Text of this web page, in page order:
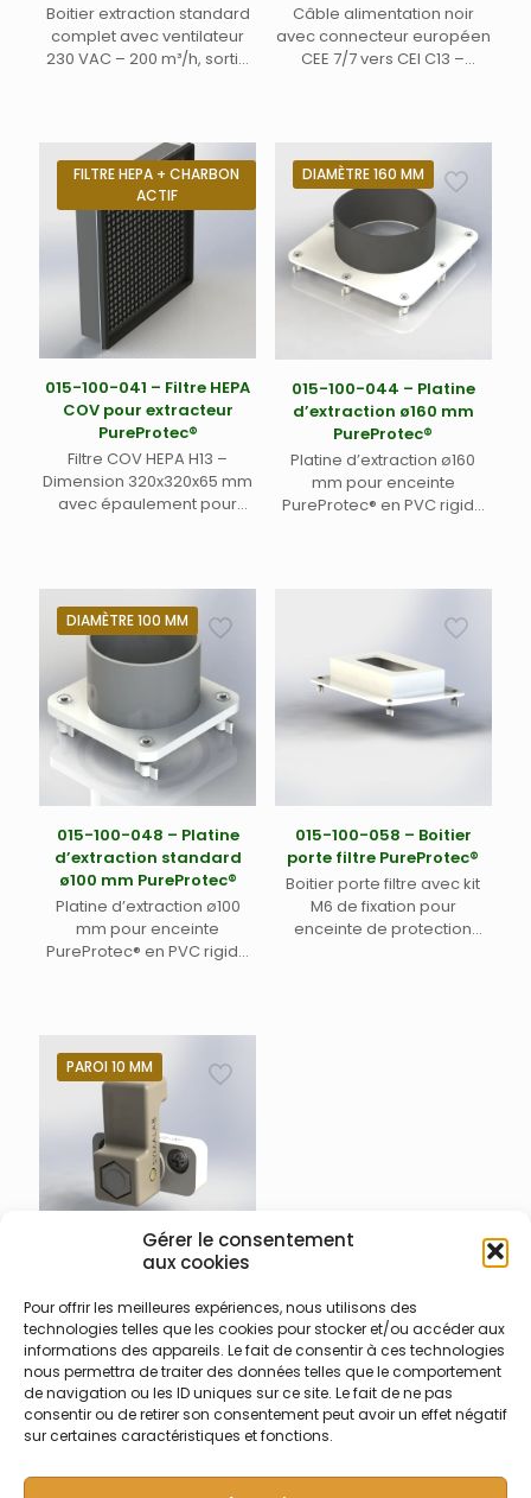
Gérer le consentement
aux cookies
Pour offrir les meilleures expériences, nous utilisons des
technologies telles que les cookies pour stocker et/ou accéder aux
informations des appareils. Le fait de consentir à ces technologies
nous permettra de traiter des données telles que le comportement
de navigation ou les ID uniques sur ce site. Le fait de ne pas
consentir ou de retirer son consentement peut avoir un effet négatif
sur certaines caractéristiques et fonctions.
Boitier extraction standard
complet avec ventilateur
230 VAC – 200 m³/h, sortie
Câble alimentation noir
avec connecteur européen
CEE 7/7 vers CEI C13 –
FILTRE HEPA + CHARBON
ACTIF
015-100-041 – Filtre HEPA
COV pour extracteur
PureProtec®
Filtre COV HEPA H13 –
Dimension 320x320x65 mm
avec épaulement pour
protection PP5 (1)
DIAMÈTRE 160 MM
015-100-044 – Platine
d’extraction ø160 mm
PureProtec®
Platine d’extraction ø160
mm pour enceinte
PureProtec® en PVC rigide
DIAMÈTRE 100 MM
015-100-048 – Platine
d’extraction standard
ø100 mm PureProtec®
Platine d’extraction ø100
mm pour enceinte
PureProtec® en PVC rigide
015-100-058 – Boitier
porte filtre PureProtec®
Boitier porte filtre avec kit
M6 de fixation pour
enceinte de protection
PAROI 10 MM
porte PureProtec
Bride imprimés en 3D SLA
avec boulon M10 en PA66
entièrement démontable
avec fixation vis M6-20 en
polycarbonate pour porte
latérale ou porte à la